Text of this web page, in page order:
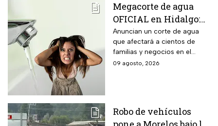
Megacorte de agua
OFICIAL en Hidalgo:
Colonias se quedan
sin servicio del 11 al
14 de agosto
Anuncian un corte de agua
que afectará a cientos de
familias y negocios en el
municipio de Pachuca, a lo
09 agosto, 2026
Robo de vehículos